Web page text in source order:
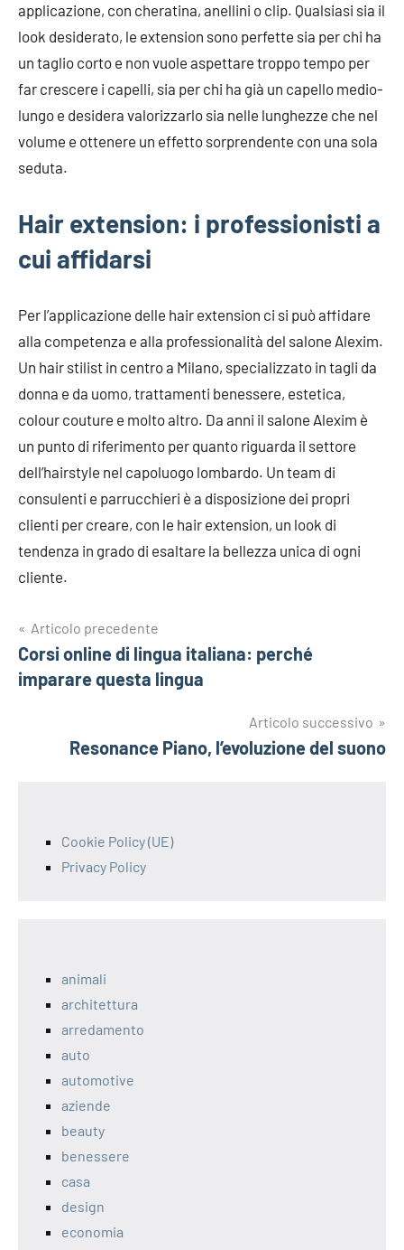
applicazione, con cheratina, anellini o clip. Qualsiasi sia il
look desiderato, le extension sono perfette sia per chi ha
un taglio corto e non vuole aspettare troppo tempo per
far crescere i capelli, sia per chi ha già un capello medio-
lungo e desidera valorizzarlo sia nelle lunghezze che nel
volume e ottenere un effetto sorprendente con una sola
seduta.
Hair extension: i professionisti a
cui affidarsi
Per l’applicazione delle hair extension ci si può affidare
alla competenza e alla professionalità del salone Alexim.
Un hair stilist in centro a Milano, specializzato in tagli da
donna e da uomo, trattamenti benessere, estetica,
colour couture e molto altro. Da anni il salone Alexim è
un punto di riferimento per quanto riguarda il settore
dell’hairstyle nel capoluogo lombardo. Un team di
consulenti e parrucchieri è a disposizione dei propri
clienti per creare, con le hair extension, un look di
tendenza in grado di esaltare la bellezza unica di ogni
cliente.
Navigazione
articoli
Articolo precedente
Corsi online di lingua italiana: perché
imparare questa lingua
Articolo successivo
Resonance Piano, l’evoluzione del suono
Cookie Policy (UE)
Privacy Policy
animali
architettura
arredamento
auto
automotive
aziende
beauty
benessere
casa
design
economia